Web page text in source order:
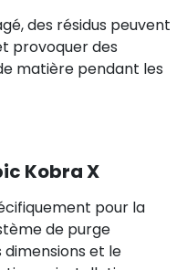
des résidus peuvent
provoquer des
matière pendant les
Kobra X
pour la
de purge
et le